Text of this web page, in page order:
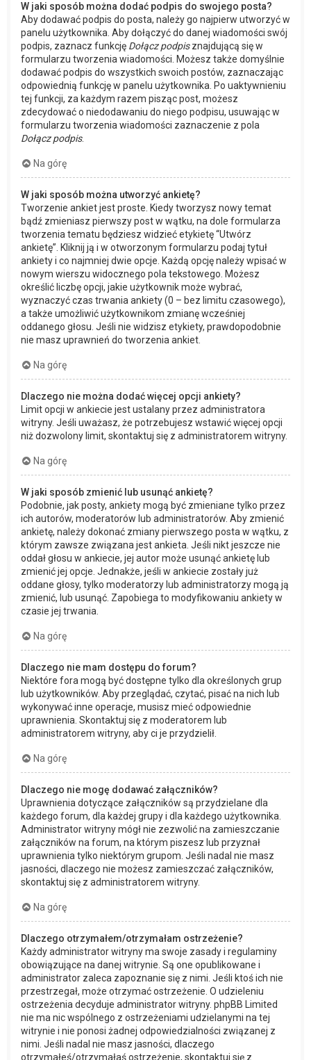
W jaki sposób można dodać podpis do swojego posta?
Aby dodawać podpis do posta, należy go najpierw utworzyć w
panelu użytkownika. Aby dołączyć do danej wiadomości swój
podpis, zaznacz funkcję Dołącz podpisznajdującą się w
formularzu tworzenia wiadomości. Możesz także domyślnie
dodawać podpis do wszystkich swoich postów, zaznaczając
odpowiednią funkcję w panelu użytkownika. Po uaktywnieniu
tej funkcji, za każdym razem pisząc post, możesz
zdecydować o niedodawaniu do niego podpisu, usuwając w
formularzu tworzenia wiadomości zaznaczenie z pola
Dołącz podpis.
Na górę
W jaki sposób można utworzyć ankietę?
Tworzenie ankiet jest proste. Kiedy tworzysz nowy temat
bądź zmieniasz pierwszy post w wątku, na dole formularza
tworzenia tematu będziesz widzieć etykietę “Utwórz
ankietę”. Kliknij ją i w otworzonym formularzu podaj tytuł
ankiety i co najmniej dwie opcje. Każdą opcję należy wpisać w
nowym wierszu widocznego pola tekstowego. Możesz
określić liczbę opcji, jakie użytkownik może wybrać,
wyznaczyć czas trwania ankiety (0 – bez limitu czasowego),
a także umożliwić użytkownikom zmianę wcześniej
oddanego głosu. Jeśli nie widzisz etykiety, prawdopodobnie
nie masz uprawnień do tworzenia ankiet.
Na górę
Dlaczego nie można dodać więcej opcji ankiety?
Limit opcji w ankiecie jest ustalany przez administratora
witryny. Jeśli uważasz, że potrzebujesz wstawić więcej opcji
niż dozwolony limit, skontaktuj się z administratorem witryny.
Na górę
W jaki sposób zmienić lub usunąć ankietę?
Podobnie, jak posty, ankiety mogą być zmieniane tylko przez
ich autorów, moderatorów lub administratorów. Aby zmienić
ankietę, należy dokonać zmiany pierwszego posta w wątku, z
którym zawsze związana jest ankieta. Jeśli nikt jeszcze nie
oddał głosu w ankiecie, jej autor może usunąć ankietę lub
zmienić jej opcje. Jednakże, jeśli w ankiecie zostały już
oddane głosy, tylko moderatorzy lub administratorzy mogą ją
zmienić, lub usunąć. Zapobiega to modyfikowaniu ankiety w
czasie jej trwania.
Na górę
Dlaczego nie mam dostępu do forum?
Niektóre fora mogą być dostępne tylko dla określonych grup
lub użytkowników. Aby przeglądać, czytać, pisać na nich lub
wykonywać inne operacje, musisz mieć odpowiednie
uprawnienia. Skontaktuj się z moderatorem lub
administratorem witryny, aby ci je przydzielił.
Na górę
Dlaczego nie mogę dodawać załączników?
Uprawnienia dotyczące załączników są przydzielane dla
każdego forum, dla każdej grupy i dla każdego użytkownika.
Administrator witryny mógł nie zezwolić na zamieszczanie
załączników na forum, na którym piszesz lub przyznał
uprawnienia tylko niektórym grupom. Jeśli nadal nie masz
jasności, dlaczego nie możesz zamieszczać załączników,
skontaktuj się z administratorem witryny.
Na górę
Dlaczego otrzymałem/otrzymałam ostrzeżenie?
Każdy administrator witryny ma swoje zasady i regulaminy
obowiązujące na danej witrynie. Są one opublikowane i
administrator zaleca zapoznanie się z nimi. Jeśli ktoś ich nie
przestrzegał, może otrzymać ostrzeżenie. O udzieleniu
ostrzeżenia decyduje administrator witryny. phpBB Limited
nie ma nic wspólnego z ostrzeżeniami udzielanymi na tej
witrynie i nie ponosi żadnej odpowiedzialności związanej z
nimi. Jeśli nadal nie masz jasności, dlaczego
otrzymałeś/otrzymałaś ostrzeżenie, skontaktuj się z